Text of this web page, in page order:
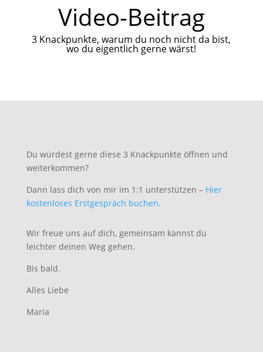
Video-Beitrag
3 Knackpunkte, warum du noch nicht da bist,
wo du eigentlich gerne wärst!
Du würdest gerne diese 3 Knackpunkte öffnen und
weiterkommen?
Dann lass dich von mir im 1:1 unterstützen – Hier
kostenloses Erstgespräch buchen.
Wir freue uns auf dich, gemeinsam kannst du
leichter deinen Weg gehen.
Bis bald.
Alles Liebe
Maria